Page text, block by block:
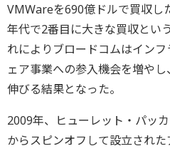
VMWareを690億ドルで買収し
年代で2番目に大きな買収とい
れによりブロードコムはイン
ェア事業への参入機会を増や
伸びる結果となった。
2009年、ヒューレット・パッ
からスピンオフして設立され